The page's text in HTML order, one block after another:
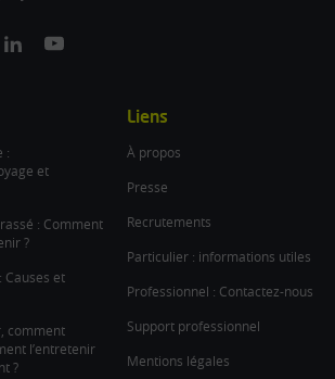
On
On
:
et
: Comment
?
Causes et
comment
l’entretenir
?
Liens
À propos
Presse
Recrutements
Particulier : informations utiles
Professionnel : Contactez-nous
Support professionnel
Mentions légales